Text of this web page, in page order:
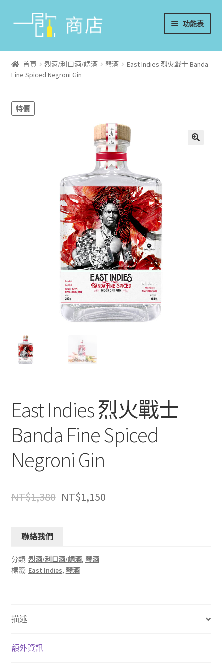
功能表
首頁
葡萄酒
香檳/氣泡酒
首頁 烈酒/利口酒/調酒 琴酒
East Indies 烈火戰士 Banda
Fine Spiced Negroni Gin
特價
East Indies 烈火戰士
Banda Fine Spiced
Negroni Gin
NT$1,380 NT$1,150
聯絡我們
分類: 烈酒/利口酒/調酒, 琴酒
標籤: East Indies, 琴酒
描述
額外資訊